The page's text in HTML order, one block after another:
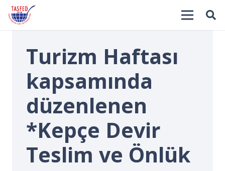
Turizm Haftası
kapsamında
düzenlenen
*Kepçe Devir
Teslim ve Önlük